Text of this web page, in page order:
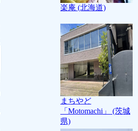
楽庵 (北海道)
まちやど
「Motomachi」 (茨城
県)